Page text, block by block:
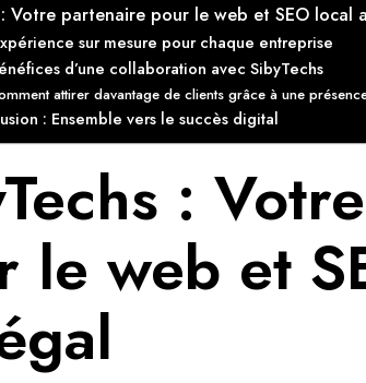
: Votre partenaire pour le web et SEO local
sur mesure pour chaque entreprise
d’une collaboration avec SibyTechs
attirer davantage de clients grâce à une
: Ensemble vers le succès digital
:
le web et